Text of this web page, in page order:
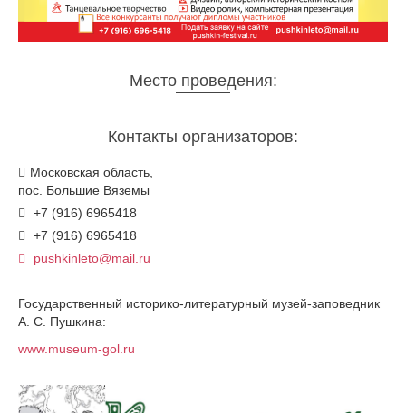
Место проведения:
Контакты организаторов:
Московская область,
пос. Большие Вяземы
+7 (916) 6965418
+7 (916) 6965418
pushkinleto@mail.ru
Государственный историко-литературный музей-заповедник
А. С. Пушкина:
www.museum-gol.ru